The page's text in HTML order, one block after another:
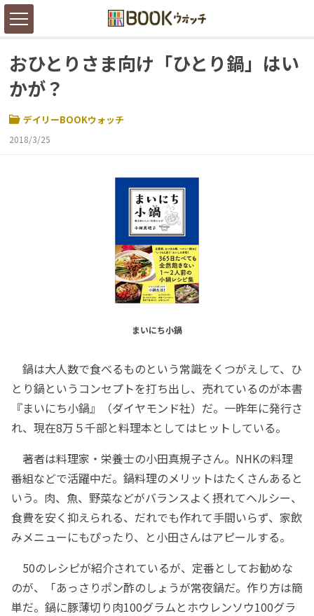
おひとりさま向け「ひとり鍋」はい
かが？
デイリーBOOKウォッチ
2018/3/25
まいにち小鍋
鍋は大人数で食べるものという常識をくつがえして、ひ
とり鍋というコンセプトを打ち出し、売れているのが本書
『まいにち小鍋』（ダイヤモンド社）だ。一昨年に発行さ
れ、現在8万５千部と料理本としてはヒットしている。
著者は料理家・栄養士の小田真規子さん。NHKの料理
番組などで活躍中だ。鍋料理のメリットはたくさんあると
いう。肉、魚、野菜などがバランスよく摂れてヘルシー、
食費を安く抑えられる、だれでも作れて手間いらず、家飲
みメニューにもぴったり、と小田さんはアピールする。
50のレシピが紹介されているが、定番としてお勧めな
のが、「あっさりポン酢のしょうが常夜鍋だ。作り方は簡
単だ。鍋に豚薄切り肉100グラムとホウレンソウ100グラ